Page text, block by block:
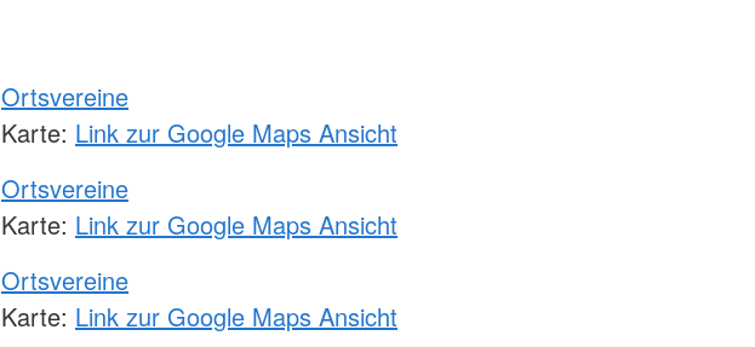
Ortsvereine
Karte: Link zur Google Maps Ansicht
Ortsvereine
Karte: Link zur Google Maps Ansicht
Ortsvereine
Karte: Link zur Google Maps Ansicht